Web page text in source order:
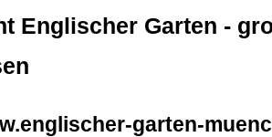
Englischer Garten -
garten-